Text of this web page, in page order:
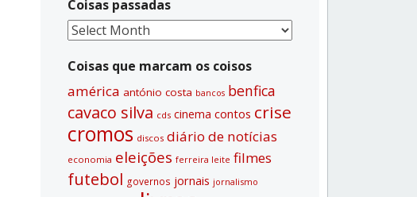
Coisas passadas
Coisas
Coisas que marcam os coisos
américa antónio costa bancos benfica
cavaco silva cds cinema contos crise
cromos discos diário de notí­cias
economia eleições ferreira leite filmes
futebol governos jornais jornalismo